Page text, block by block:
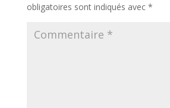
obligatoires sont indiqués avec *